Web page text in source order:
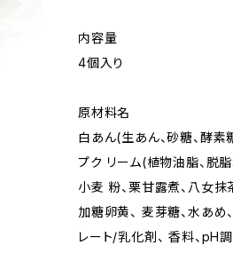
内容量
4個入り
原材料名
白あん(生あん、砂糖、酵
プク リーム(植物油脂、脱脂
小麦 粉、栗甘露煮、八女抹
加糖卵黄、 麦芽糖、水あめ
レート/乳化剤、 香料、pH